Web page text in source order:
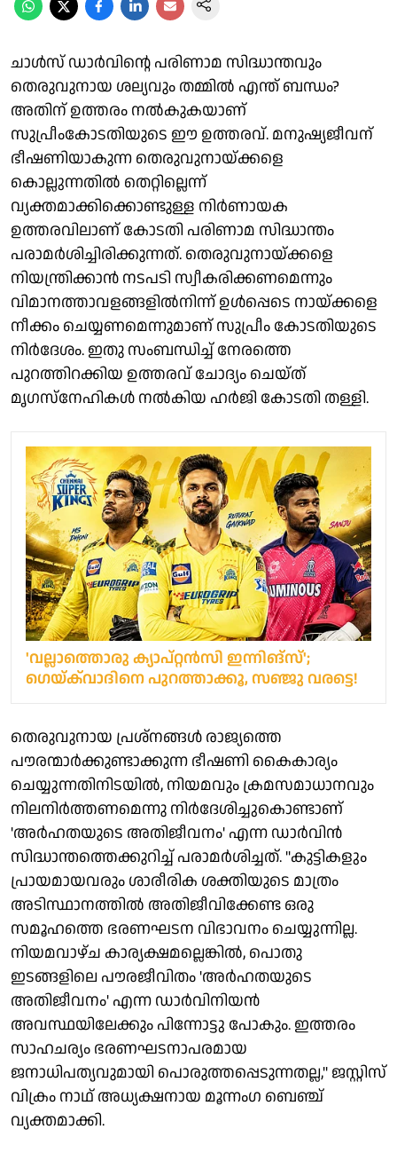
ചാൾസ് ഡാര്‍വിന്റെ പരിണാമ സിദ്ധാന്തവും
തെരുവുനായ ശല്യവും തമ്മിൽ എന്ത് ബന്ധം?
അതിന് ഉത്തരം നൽകുകയാണ്
സുപ്രീംകോടതിയുടെ ഈ ഉത്തരവ്. മനുഷ്യജീവന്
ഭീഷണിയാകുന്ന തെരുവുനായ്ക്കളെ
കൊല്ലുന്നതില്‍ തെറ്റില്ലെന്ന്
വ്യക്തമാക്കിക്കൊണ്ടുള്ള നിർണായക
ഉത്തരവിലാണ് കോടതി പരിണാമ സിദ്ധാന്തം
പരാമർശിച്ചിരിക്കുന്നത്. തെരുവുനായ്ക്കളെ
നിയന്ത്രിക്കാന്‍ നടപടി സ്വീകരിക്കണമെന്നും
വിമാനത്താവളങ്ങളിൽനിന്ന് ഉൾപ്പെടെ നായ്ക്കളെ
നീക്കം ചെയ്യണമെന്നുമാണ് സുപ്രീം കോടതിയുടെ
നിര്‍ദേശം. ഇതു സംബന്ധിച്ച് നേരത്തെ
പുറത്തിറക്കിയ ഉത്തരവ് ചോദ്യം ചെയ്ത്
മൃഗസ്‌നേഹികള്‍ നല്‍കിയ ഹര്‍ജി കോടതി തള്ളി.
'വല്ലാത്തൊരു ക്യാപ്റ്റൻസി ഇന്നിങ്‌സ്';
ഗെയ്ക്‌വാദിനെ പുറത്താക്കൂ, സഞ്ജു വരട്ടെ!
തെരുവുനായ പ്രശ്‌നങ്ങള്‍ രാജ്യത്തെ
പൗരന്മാര്‍ക്കുണ്ടാക്കുന്ന ഭീഷണി കൈകാര്യം
ചെയ്യുന്നതിനിടയില്‍, നിയമവും ക്രമസമാധാനവും
നിലനിര്‍ത്തണമെന്നു നിര്‍ദേശിച്ചുകൊണ്ടാണ്
'അര്‍ഹതയുടെ അതിജീവനം' എന്ന ഡാര്‍വിന്‍
സിദ്ധാന്തത്തെക്കുറിച്ച് പരാമര്‍ശിച്ചത്. ''കുട്ടികളും
പ്രായമായവരും ശാരീരിക ശക്തിയുടെ മാത്രം
അടിസ്ഥാനത്തില്‍ അതിജീവിക്കേണ്ട ഒരു
സമൂഹത്തെ ഭരണഘടന വിഭാവനം ചെയ്യുന്നില്ല.
നിയമവാഴ്ച കാര്യക്ഷമല്ലെങ്കില്‍, പൊതു
ഇടങ്ങളിലെ പൗരജീവിതം 'അര്‍ഹതയുടെ
അതിജീവനം' എന്ന ഡാര്‍വിനിയന്‍
അവസ്ഥയിലേക്കും പിന്നോട്ടു പോകും. ഇത്തരം
സാഹചര്യം ഭരണഘടനാപരമായ
ജനാധിപത്യവുമായി പൊരുത്തപ്പെടുന്നതല്ല,'' ജസ്റ്റിസ്
വിക്രം നാഥ് അധ്യക്ഷനായ മൂന്നംഗ ബെഞ്ച്
വ്യക്തമാക്കി.